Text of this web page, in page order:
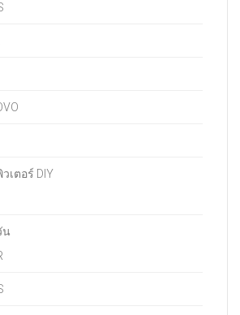
เตอร์ DIY
น